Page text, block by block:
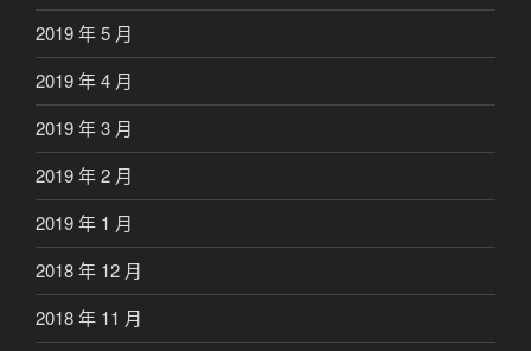
2019 年 5 月
2019 年 4 月
2019 年 3 月
2019 年 2 月
2019 年 1 月
2018 年 12 月
2018 年 11 月